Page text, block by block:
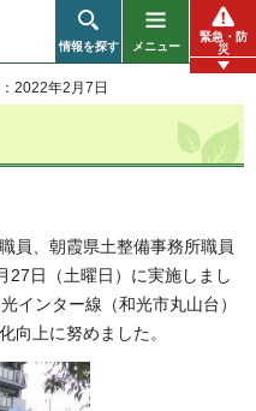
情報を探す メニュー
緊急・防
災
2022年2月7日
員、朝霞県土整備事務所職員
27日（土曜日）に実施しまし
インター線（和光市丸山台）
向上に努めました。